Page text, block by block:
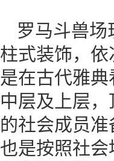
罗马斗兽场
柱式装饰，
是在古代雅
中层及上层
的社会成员
也是按照社